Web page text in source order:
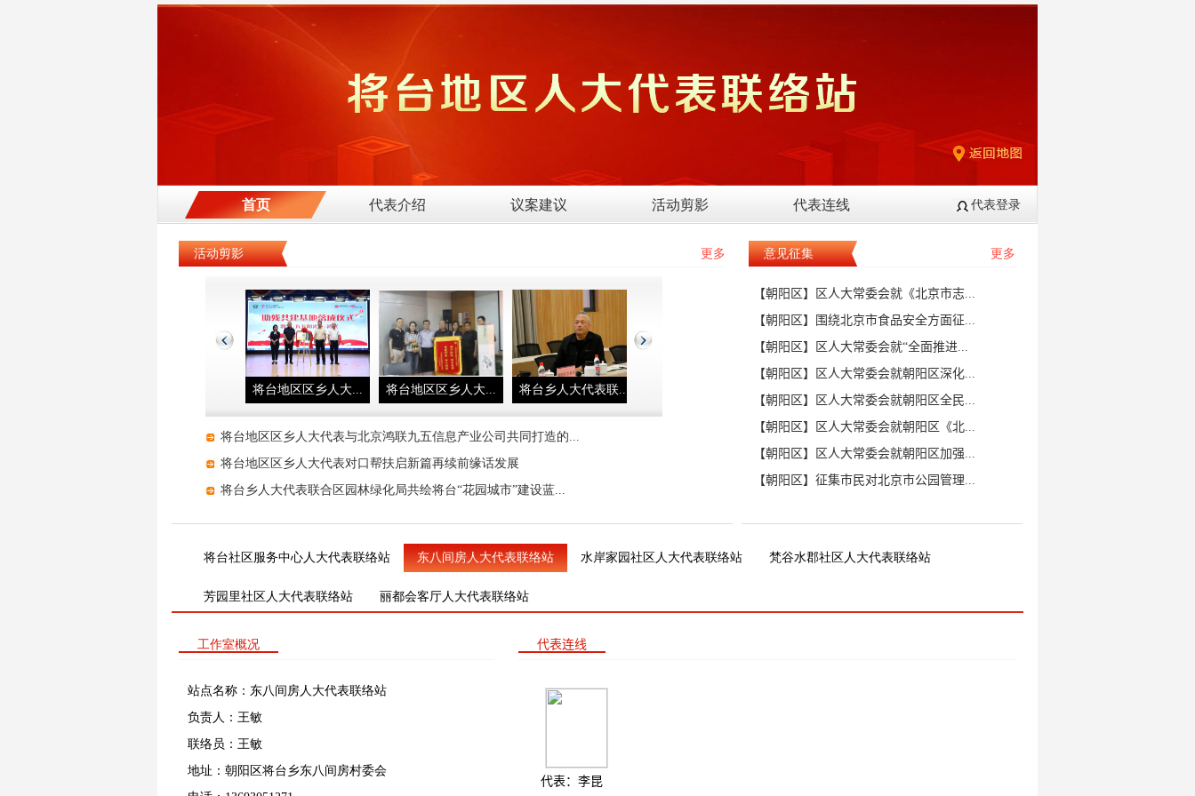
首页 代表介绍 议案建议 活动剪影 代表连线 代表登录
活动剪影 更多
将台地区区乡人大... 将台地区区乡人大... 将台乡人大代表联...
将台地区区乡人大代表与北京鸿联九五信息产业公司共同打造的...
将台地区区乡人大代表对口帮扶启新篇再续前缘话发展
将台乡人大代表联合区园林绿化局共绘将台“花园城市”建设蓝...
意见征集 更多
将台社区服务中心人大代表联络站 东八间房人大代表联络站 水岸家园社区人大代表联络站 梵谷水郡社区人大代表联络站
芳园里社区人大代表联络站 丽都会客厅人大代表联络站
工作室概况
站点名称：东八间房人大代表联络站
负责人：王敏
联络员：王敏
地址：朝阳区将台乡东八间房村委会